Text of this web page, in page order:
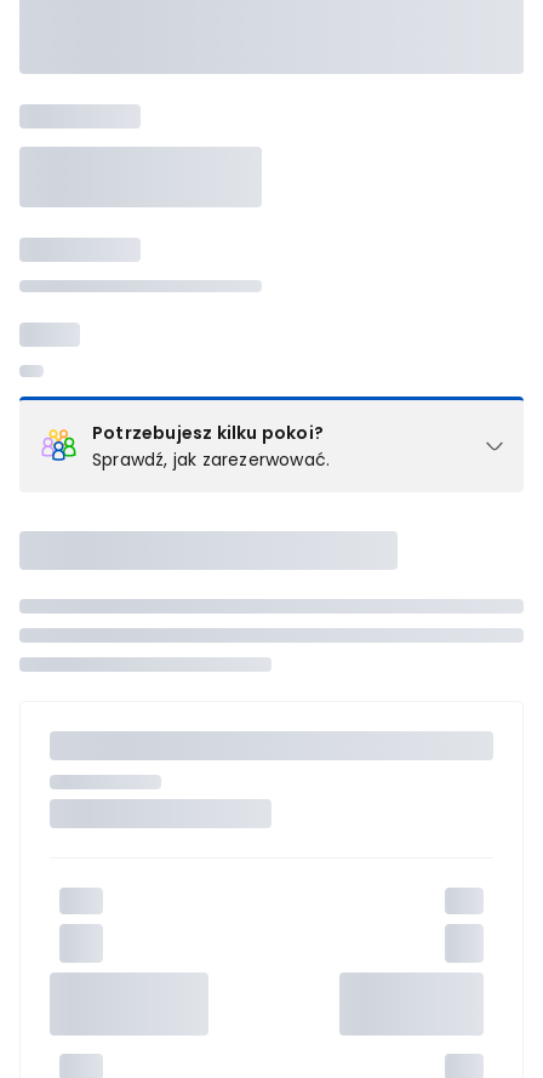
Potrzebujesz kilku pokoi?
Sprawdź, jak zarezerwować.
pokoju (lub apartamencie, willi itd.). Wybierz jedną z ofert z listy
i zarezerwuj ją. Zrób oddzielne rezerwacje dla każdego
kolejnego pokoju lubskontaktuj się z nami,by złożyć
zamówienie u naszego doradcy.
Maksymalna liczba uczestników
maksymalny limit dla 1 pokoju.